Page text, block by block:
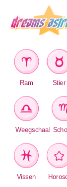
Ram Stier
Weegschaal
Vissen